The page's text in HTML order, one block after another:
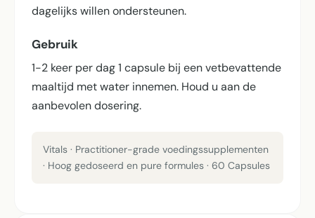
dagelijks willen ondersteunen.
Gebruik
1-2 keer per dag 1 capsule bij een vetbevattende
maaltijd met water innemen. Houd u aan de
aanbevolen dosering.
Vitals · Practitioner-grade voedingssupplementen
· Hoog gedoseerd en pure formules · 60 Capsules